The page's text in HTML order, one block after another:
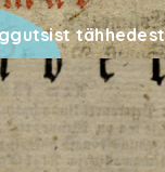
tähhedest